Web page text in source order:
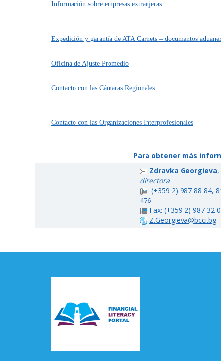
Información sobre empresas extranjeras
Expedición y garantía de ATA Carnets – documentos
Oficina de Ajuste Promedio
Contacto con las Cámaras Regionales
Contacto con las Organizaciones Interprofesionales
Para obtener más
Zdravka Georgieva,
directora
(+359 2) 987 88 84,
476
Fax: (+359 2) 987 32
Z.Georgieva@bcci.bg